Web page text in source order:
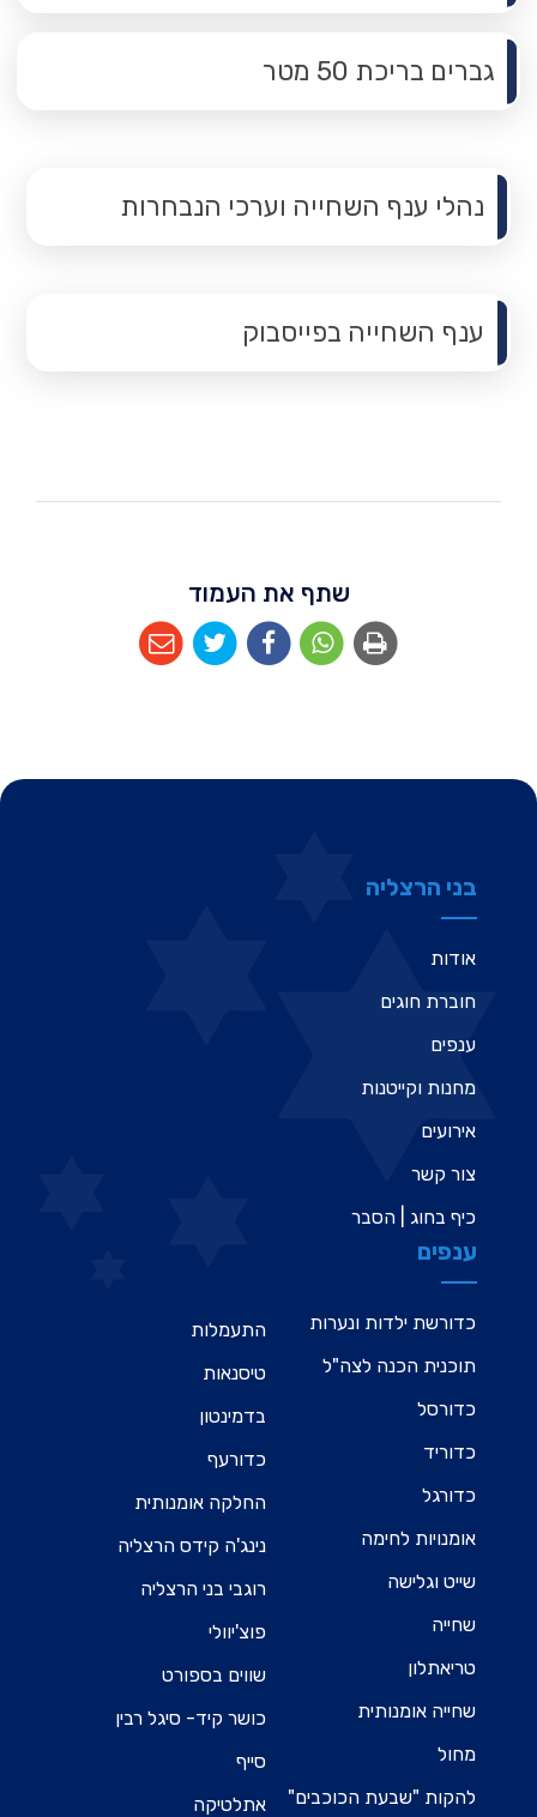
גברים בריכת 50 מטר
תפריט משנה
נהלי ענף השחייה וערכי הנבחרות
תפריט משנה
ענף השחייה בפייסבוק
שתף את העמוד
בני הרצליה
אודות
חוברת חוגים
ענפים
מחנות וקייטנות
אירועים
צור קשר
כיף בחוג | הסבר
ענפים
כדורשת ילדות ונערות
תוכנית הכנה לצה"ל
כדורסל
כדוריד
כדורגל
אומנויות לחימה
שייט וגלישה
שחייה
טריאתלון
שחייה אומנותית
מחול
להקות "שבעת הכוכבים"
התעמלות
טיסנאות
בדמינטון
כדורעף
החלקה אומנותית
נינג'ה קידס הרצליה
רוגבי בני הרצליה
פוצ'יוולי
שווים בספורט
כושר קיד- סיגל רבין
סייף
אתלטיקה